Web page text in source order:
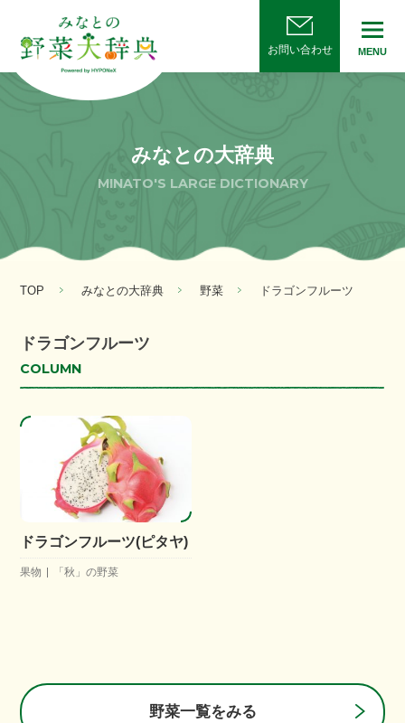
お問い合わせ MENU
みなとの大辞典
MINATO'S LARGE DICTIONARY
TOP みなとの大辞典 野菜 ドラゴンフルーツ
ドラゴンフルーツ
COLUMN
ドラゴンフルーツ(ピタヤ)
果物 「秋」の野菜
野菜一覧をみる